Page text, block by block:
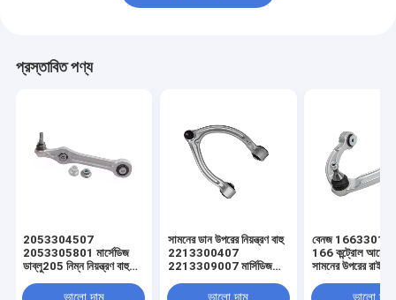
প্রস্তাবিত পণ্য
2053304507
2053305801 মার্সেডিজ
ডাব্লু205 নিম্ন নিয়ন্ত্রণ বাহু
E300 E400
সামনের ডান উপরের নিয়ন্ত্রণ বাহু
2213300407
2213309007 মার্সিডিজ
বাহু প্রতিস্থাপন
বেনজ
166 কন্ট্রোল আর্মের
সামনের উপরের রাইট